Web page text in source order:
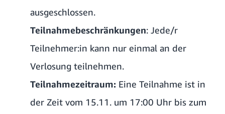
ausgeschlossen.
Teilnahmebeschränkungen: Jede/r
Teilnehmer:in kann nur einmal an der
Verlosung teilnehmen.
Teilnahmezeitraum: Eine Teilnahme ist in
der Zeit vom 15.11. um 17:00 Uhr bis zum